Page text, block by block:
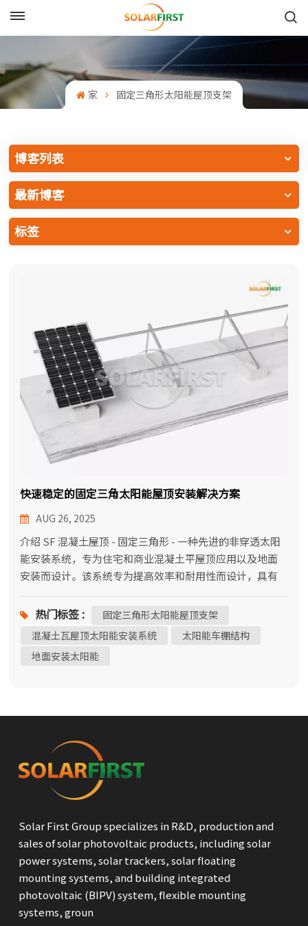
English
Français
中文
Русский
Español
家 固定三角形太阳能屋顶支架
博客列表
最新博客
标签
快速稳定的固定三角太阳能屋顶安装解决方案
AUG 26, 2025
介绍 SF 混凝土屋顶 - 固定三角形 - 一种先进的非穿透太阳
能安装系统，专为住宅和商业混凝土平屋顶应用以及地面
安装而设计。该系统专为提高效率和耐用性而设计，具有
预组装的三角形支架设计，可显著缩短安装时间，同时在
苛刻的环境条件下提供出色的结构稳定性。? 技术概述：•
安装类型：混凝土屋顶和地面安装• 抗风荷载：高达 60
米/秒• 倾斜角度选项：5°、10°、15°• 雪荷载能力：1.4
kN/m²• 材质成分：阳极氧化铝 AL6005-T5 和不锈钢
2007• 保修：10年?️ 安装过程概述：该系统配有预组装的
墩的位置2. 使用膨胀螺栓固定预装支架3. 安装并连接带有集
成连接器的导轨4. 将光伏组件放置到导轨上5. 使用预先提供
的端部和中间夹具固定模块该解决方案将卓越的工程技术
与实用的安装效率相结合，使其成为需要可靠性、速度和
包商、项目开发商和可持续发展驱动的组织。欢迎随时联
系我们，了解技术规格或合作机会。井号
热门标签 :
固定三角形太阳能屋顶支架
混凝土瓦屋顶太阳能安装系统
太阳能车棚结构
地面安装太阳能
Solar First Group specializes in R&D, production and
sales of solar photovoltaic products, including solar
power systems, solar trackers, solar floating
mounting systems, and building integrated
photovoltaic (BIPV) system, flexible mounting
systems, groun